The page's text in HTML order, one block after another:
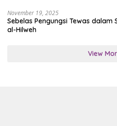
November 19, 2025
Sebelas Pengungsi Tewas dalam
al-Hilweh
View